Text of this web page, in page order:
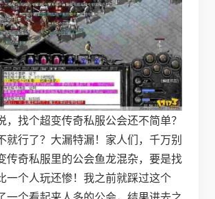
，找个超变传奇私服公会还不简单？
就行了？大漏特漏！家人们，千万别
传奇私服里的公会鱼龙混杂，要是找
一个人玩还惨！我之前就踩过这个